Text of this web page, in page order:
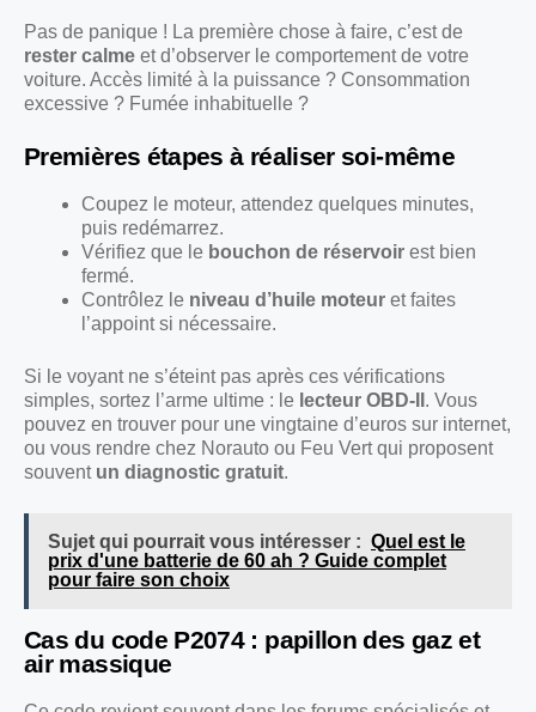
Pas de panique ! La première chose à faire, c’est de
rester calme et d’observer le comportement de votre
voiture. Accès limité à la puissance ? Consommation
excessive ? Fumée inhabituelle ?
Premières étapes à réaliser soi-même
Coupez le moteur, attendez quelques minutes,
puis redémarrez.
Vérifiez que le bouchon de réservoir est bien
fermé.
Contrôlez le niveau d’huile moteur et faites
l’appoint si nécessaire.
Si le voyant ne s’éteint pas après ces vérifications
simples, sortez l’arme ultime : le lecteur OBD-II . Vous
pouvez en trouver pour une vingtaine d’euros sur internet,
ou vous rendre chez Norauto ou Feu Vert qui proposent
souvent un diagnostic gratuit.
Sujet qui pourrait vous intéresser : Quel est le
prix d'une batterie de 60 ah ? Guide complet
pour faire son choix
Cas du code P2074 : papillon des gaz et
air massique